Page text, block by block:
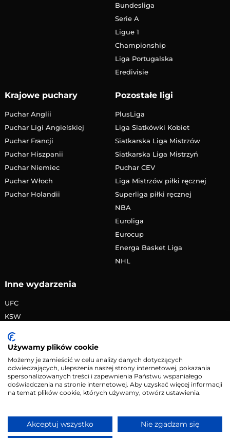
Bundesliga
Serie A
Ligue 1
Championship
Liga Portugalska
Eredivisie
Krajowe puchary
Puchar Anglii
Puchar Ligi Angielskiej
Puchar Francji
Puchar Hiszpanii
Puchar Niemiec
Puchar Włoch
Puchar Holandii
Pozostałe ligi
PlusLiga
Liga Siatkówki Kobiet
Siatkarska Liga Mistrzów
Siatkarska Liga Mistrzyń
Puchar CEV
Liga Mistrzów piłki ręcznej
Superliga piłki ręcznej
NBA
Euroliga
Eurocup
Energa Basket Liga
NHL
Inne wydarzenia
UFC
KSW
PRIME MMA
Żużlowa Ekstraliga
Speedway Grand Prix
Skoki narciarskie
Kontakt•Reklama• Polityka prywatności
Używamy plików cookie
Możemy je zamieścić w celu analizy danych dotyczących
odwiedzających, ulepszenia naszej strony internetowej, pokazania
spersonalizowanych treści i zapewnienia Państwu wspaniałego
doświadczenia na stronie internetowej. Aby uzyskać więcej informacji
na temat plików cookie, których używamy, otwórz ustawienia.
Akceptuj wszystko Nie zgadzam się